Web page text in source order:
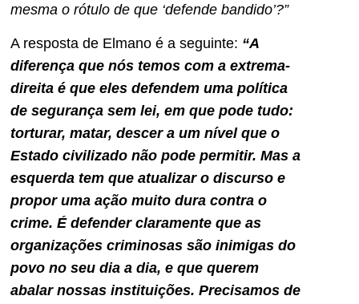
mesma o rótulo de que ‘defende bandido’?”
A resposta de Elmano é a seguinte: “A
diferença que nós temos com a extrema-
direita é que eles defendem uma política
de segurança sem lei, em que pode tudo:
torturar, matar, descer a um nível que o
Estado civilizado não pode permitir. Mas a
esquerda tem que atualizar o discurso e
propor uma ação muito dura contra o
crime. É defender claramente que as
organizações criminosas são inimigas do
povo no seu dia a dia, e que querem
abalar nossas instituições. Precisamos de